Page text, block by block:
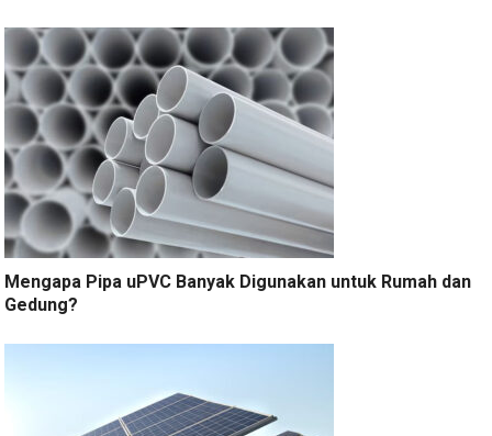
Mengapa Pipa uPVC Banyak Digunakan untuk Rumah dan
Gedung?